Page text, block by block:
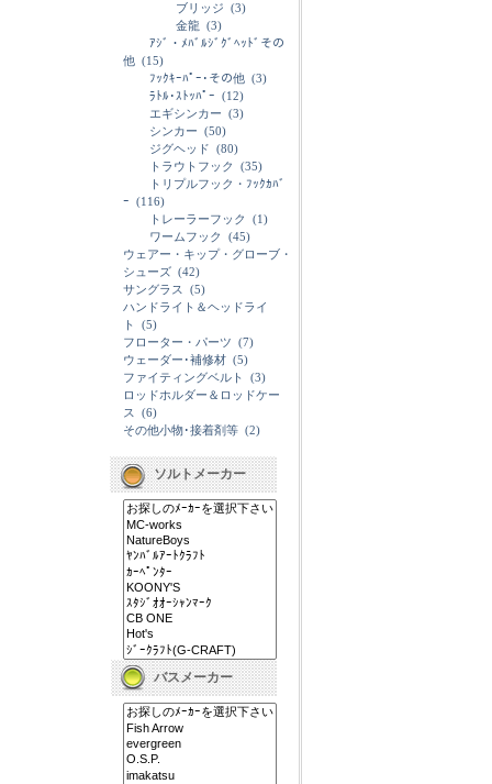
ブリッジ (3)
金龍 (3)
ｱｼﾞ・ﾒﾊﾞﾙｼﾞｸﾞﾍｯﾄﾞその
他 (15)
ﾌｯｸｷｰﾊﾟｰ･その他 (3)
ﾗﾄﾙ･ｽﾄｯﾊﾟｰ (12)
エギシンカー (3)
シンカー (50)
ジグヘッド (80)
トラウトフック
(35)
トリプルフック・ﾌｯｸｶﾊﾞ
ｰ (116)
トレーラーフック
(1)
ワームフック
(45)
ウェアー・キップ・グローブ・
シューズ (42)
サングラス
(5)
ハンドライト＆ヘッドライ
ト
(5)
フローター・パーツ (7)
ウェーダー･補修材 (5)
ファイティングベルト
(3)
ロッドホルダー＆ロッドケー
ス
(6)
その他小物･接着剤等 (2)
ソルトメーカー
バスメーカー